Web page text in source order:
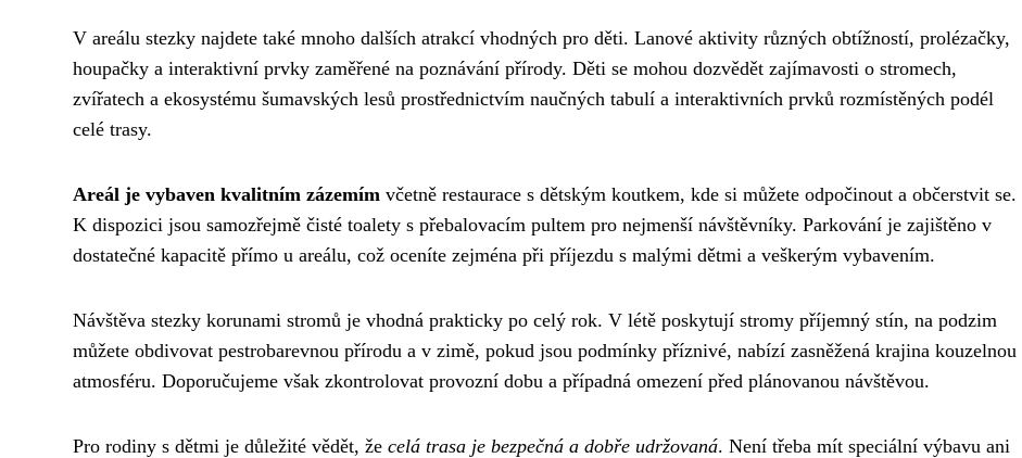
V areálu stezky najdete také mnoho dalších atrakcí vhodných pro děti. Lanové aktivity různých obtížností, prolézačky,
houpačky a interaktivní prvky zaměřené na poznávání přírody. Děti se mohou dozvědět zajímavosti o stromech,
zvířatech a ekosystému šumavských lesů prostřednictvím naučných tabulí a interaktivních prvků rozmístěných podél
celé trasy.
Areál je vybaven kvalitním zázemím včetně restaurace s dětským koutkem, kde si můžete odpočinout a občerstvit se.
K dispozici jsou samozřejmě čisté toalety s přebalovacím pultem pro nejmenší návštěvníky. Parkování je zajištěno v
dostatečné kapacitě přímo u areálu, což oceníte zejména při příjezdu s malými dětmi a veškerým vybavením.
Návštěva stezky korunami stromů je vhodná prakticky po celý rok. V létě poskytují stromy příjemný stín, na podzim
můžete obdivovat pestrobarevnou přírodu a v zimě, pokud jsou podmínky příznivé, nabízí zasněžená krajina kouzelnou
atmosféru. Doporučujeme však zkontrolovat provozní dobu a případná omezení před plánovanou návštěvou.
Pro rodiny s dětmi je důležité vědět, že celá trasa je bezpečná a dobře udržovaná. Není třeba mít speciální výbavu ani